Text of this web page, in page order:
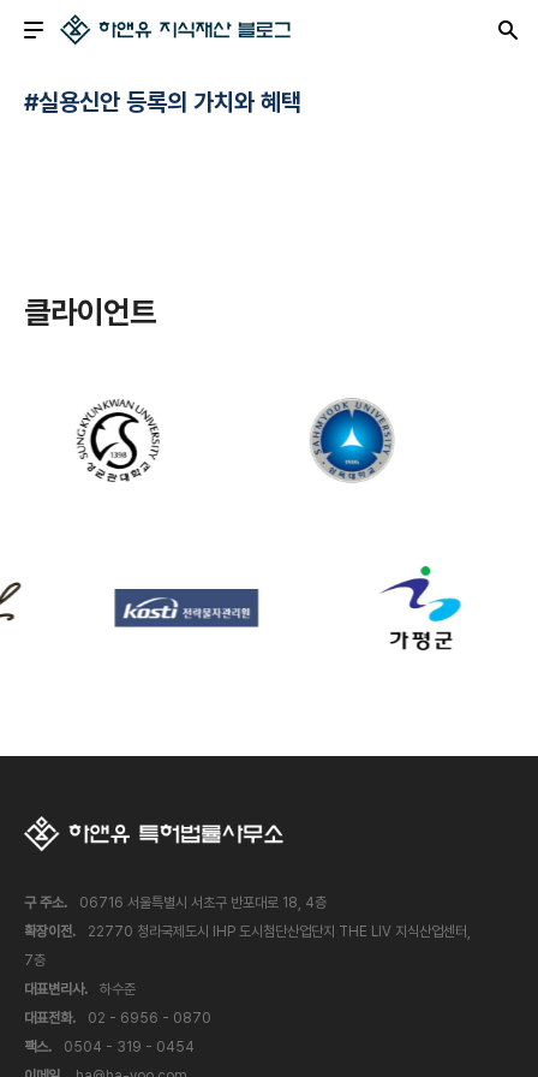
#실용신안 등록의 가치와 혜택
클라이언트
구 주소.
06716 서울특별시 서초구 반포대로 18, 4층
확장이전.
22770 청라국제도시 IHP 도시첨단산업단지 THE LIV 지식산업센터,
7층
대표변리사.
하수준
대표전화.
02 - 6956 - 0870
팩스.
0504 - 319 - 0454